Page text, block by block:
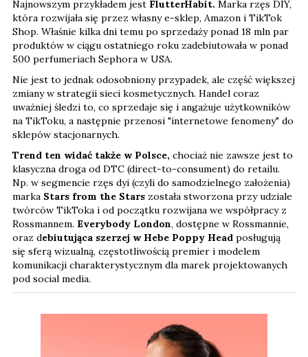
Najnowszym przykładem jest FlutterHabit. Marka rzęs DIY,
która rozwijała się przez własny e-sklep, Amazon i TikTok
Shop. Właśnie kilka dni temu po sprzedaży ponad 18 mln par
produktów w ciągu ostatniego roku zadebiutowała w ponad
500 perfumeriach Sephora w USA.
Nie jest to jednak odosobniony przypadek, ale część większej
zmiany w strategii sieci kosmetycznych. Handel coraz
uważniej śledzi to, co sprzedaje się i angażuje użytkowników
na TikToku, a następnie przenosi "internetowe fenomeny" do
sklepów stacjonarnych.
Trend ten widać także w Polsce, chociaż nie zawsze jest to
klasyczna droga od DTC (direct-to-consument) do retailu.
Np. w segmencie rzęs dyi (czyli do samodzielnego założenia)
marka Stars from the Stars została stworzona przy udziale
twórców TikToka i od początku rozwijana we współpracy z
Rossmannem. Everybody London, dostępne w Rossmannie,
oraz debiutująca szerzej w Hebe Poppy Head posługują
się sferą wizualną, częstotliwością premier i modelem
komunikacji charakterystycznym dla marek projektowanych
pod social media.